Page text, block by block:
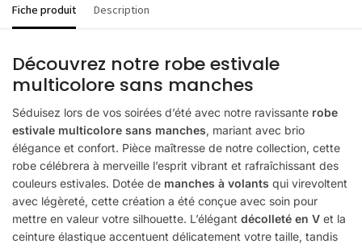
Fiche produit Description
Découvrez notre robe estivale
multicolore sans manches
Séduisez lors de vos soirées d’été avec notre ravissante robe
estivale multicolore sans manches, mariant avec brio
élégance et confort. Pièce maîtresse de notre collection, cette
robe célébrera à merveille l’esprit vibrant et rafraîchissant des
couleurs estivales. Dotée de manches à volants qui virevoltent
avec légèreté, cette création a été conçue avec soin pour
mettre en valeur votre silhouette. L’élégant décolleté en V et la
ceinture élastique accentuent délicatement votre taille, tandis